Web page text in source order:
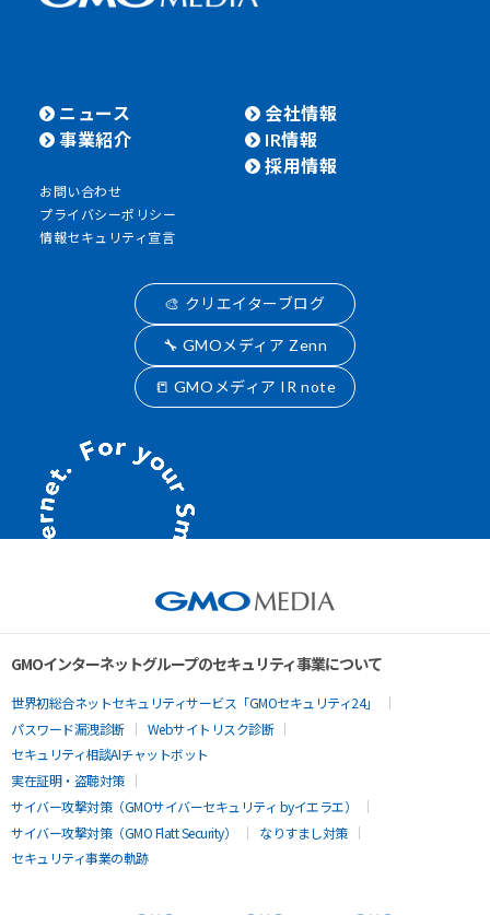
ニュース
事業紹介
会社情報
IR情報
採用情報
お問い合わせ
プライバシーポリシー
情報セキュリティ宣言
🎨 クリエイターブログ
🔧 GMOメディア Zenn
📒 GMOメディア IR note
GMOインターネットグループのセキュリティ事業について
世界初総合ネットセキュリティサービス「GMOセキュリティ24」
パスワード漏洩診断
Webサイトリスク診断
セキュリティ相談AIチャットボット
実在証明・盗聴対策
サイバー攻撃対策（GMOサイバーセキュリティ byイエラエ）
サイバー攻撃対策（GMO Flatt Security）
なりすまし対策
セキュリティ事業の軌跡